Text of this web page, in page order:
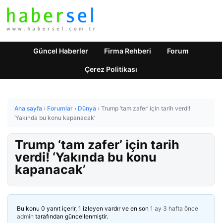
Güncel Haberler Firma Rehberi Forum
Çerez Politikası
Ana sayfa › Forumlar › Dünya › Trump ‘tam zafer’ için tarih verdi!
‘Yakında bu konu kapanacak’
Trump ‘tam zafer’ için tarih
verdi! ‘Yakında bu konu
kapanacak’
Bu konu 0 yanıt içerir, 1 izleyen vardır ve en son 1 ay 3 hafta önce
admin tarafından güncellenmiştir.